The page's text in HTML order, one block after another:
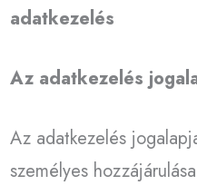
adatkezelés
Az adatkezelés
Az adatkezelés
személyes